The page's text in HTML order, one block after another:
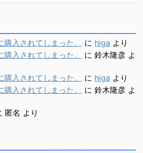
入されてしまった。 に higa より
入されてしまった。
に 鈴木隆彦 よ
入されてしまった。
に higa より
入されてしまった。
に 鈴木隆彦 よ
匿名 より